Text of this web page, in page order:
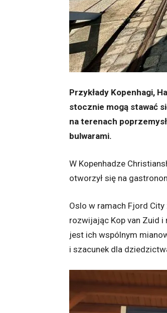
Przykłady Kopenhagi,
stocznie mogą stawać
na terenach
bulwarami.
W Kopenhadze
otworzył się na
Oslo w ramach Fjord
rozwijając Kop van Zuid i
jest ich wspólnym
i szacunek dla